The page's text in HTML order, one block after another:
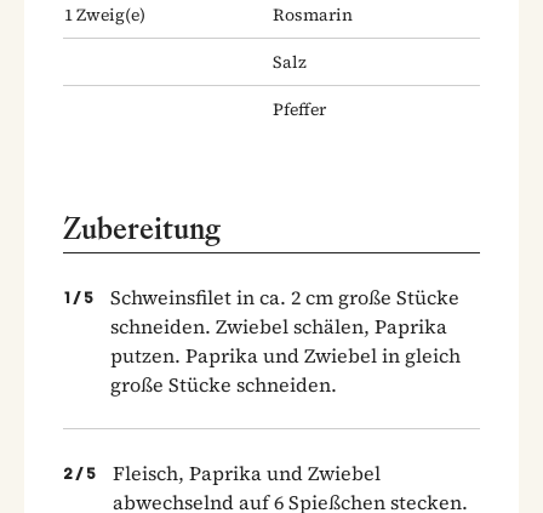
1Zweig(e)
Rosmarin
Salz
Pfeffer
Zubereitung
1 / 5
Schweinsfilet in ca. 2 cm große Stücke
schneiden. Zwiebel schälen, Paprika
putzen. Paprika und Zwiebel in gleich
große Stücke schneiden.
2 / 5
Fleisch, Paprika und Zwiebel
abwechselnd auf 6 Spießchen stecken.